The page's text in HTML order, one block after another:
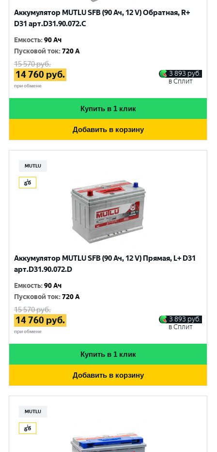
Аккумулятор MUTLU SFB (90 Ач, 12 V) Обратная, R+
D31 арт.D31.90.072.C
Емкость:90 Ач
Пусковой ток:720 A
15 570руб.
14 760 руб.
при обмене
3 893 руб.
в Сплит
Купить в 1 клик
Добавить в корзину
MUTLU
Аккумулятор MUTLU SFB (90 Ач, 12 V) Прямая, L+ D31
арт.D31.90.072.D
Емкость:90 Ач
Пусковой ток:720 A
15 570руб.
14 760 руб.
при обмене
3 893 руб.
в Сплит
Купить в 1 клик
Добавить в корзину
MUTLU